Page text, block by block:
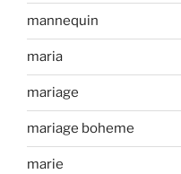
mannequin
maria
mariage
mariage boheme
marie